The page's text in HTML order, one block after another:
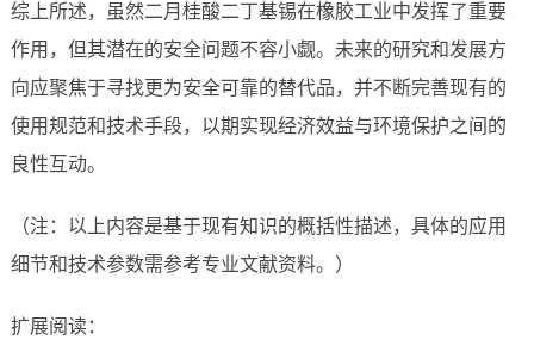
综上所述，虽然二月桂酸二丁基锡在橡胶工业中发挥了重要
作用，但其潜在的安全问题不容小觑。未来的研究和发展方
向应聚焦于寻找更为安全可靠的替代品，并不断完善现有的
使用规范和技术手段，以期实现经济效益与环境保护之间的
良性互动。
（注：以上内容是基于现有知识的概括性描述，具体的应用
细节和技术参数需参考专业文献资料。）
扩展阅读：